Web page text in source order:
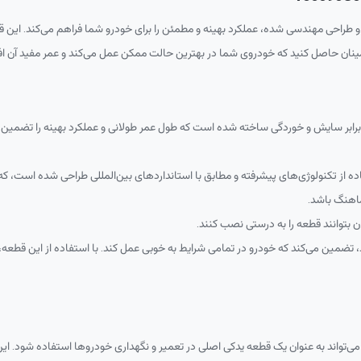
طراحی مهندسی شده، عملکرد بهینه و مطمئن را برای خودرو شما فراهم می‌کند. این
حاصل کنید که خودروی شما در بهترین حالت ممکن عمل می‌کند و عمر مفید آن
برابر سایش و خوردگی ساخته شده است که طول عمر طولانی و عملکرد بهینه را
از تکنولوژی‌های پیشرفته و مطابق با استانداردهای بین‌المللی طراحی شده
باشد.
بتوانند قطعه را به درستی نصب کنند.
تضمین می‌کند که خودرو در تمامی شرایط به خوبی عمل کند. با استفاده از این
به عنوان یک قطعه یدکی اصلی در تعمیر و نگهداری خودروها استفاده شود.